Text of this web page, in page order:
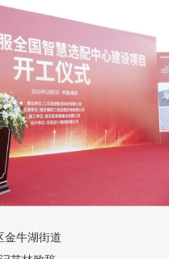
金牛湖街道